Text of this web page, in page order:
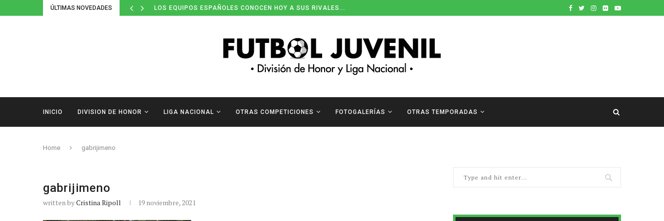
ÚLTIMAS NOVEDADES LOS EQUIPOS ESPAÑOLES CONOCEN HOY A SUS RIVALES...
INICIO DIVISION DE HONOR LIGA NACIONAL OTRAS COMPETICIONES FOTOGALERÍAS OTRAS TEMPORADAS
Home gabrijimeno
gabrijimeno
written byCristina Ripoll 19 noviembre, 2021